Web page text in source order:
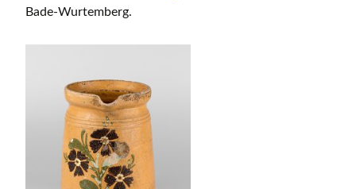
Bade-Wurtemberg.